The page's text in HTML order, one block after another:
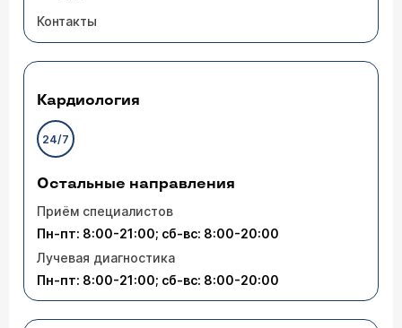
Контакты
Кардиология
24/7
Остальные направления
Приём специалистов
Пн-пт: 8:00-21:00; сб-вс: 8:00-20:00
Лучевая диагностика
Пн-пт: 8:00-21:00; сб-вс: 8:00-20:00